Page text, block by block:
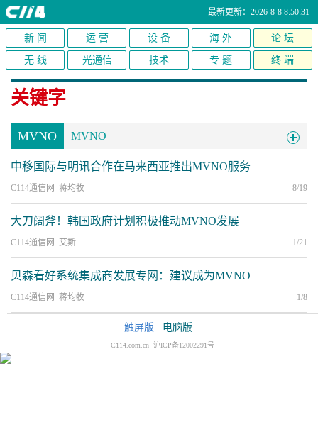
最新更新：2026-8-8 8:50:31
新 闻 运 营 设 备 海 外 论 坛
无 线 光通信 技术 专 题 终 端
关键字
MVNO MVNO
中移国际与明讯合作在马来西亚推出MVNO服务
C114通信网 蒋均牧 8/19
大刀阔斧！韩国政府计划积极推动MVNO发展
C114通信网 艾斯 1/21
贝森看好系统集成商发展专网：建议成为MVNO
C114通信网 蒋均牧 1/8
触屏版 电脑版
C114.com.cn 沪ICP备12002291号